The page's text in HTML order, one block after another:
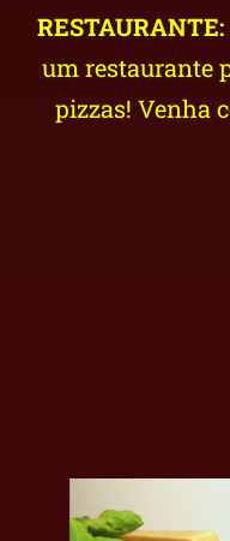
RESTAURANTE:
um restaurante
pizzas! Venha